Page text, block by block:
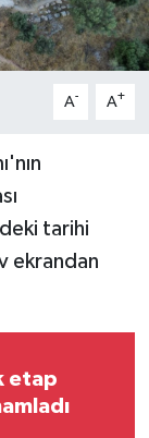
A- A+
tarihi
ekrandan
etap